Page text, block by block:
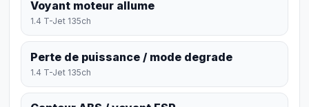
Voyant moteur allume
1.4 T-Jet 135ch
Perte de puissance / mode degrade
1.4 T-Jet 135ch